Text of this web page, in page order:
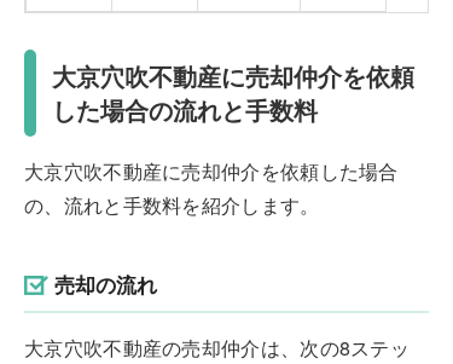
大京穴吹不動産に売却仲介を依頼
した場合の流れと手数料
大京穴吹不動産に売却仲介を依頼した場合
の、流れと手数料を紹介します。
売却の流れ
大京穴吹不動産の売却仲介は、次の8ステッ